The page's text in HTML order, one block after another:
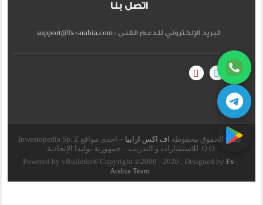
اتصل بنا
البريد الإلكتروني للدعم الفنى :support@fx-arabia.com
جميع الحقوق محفوظة اف اكس ارابيا
– احدى مواقع Inwestopedia Sp. Z
O.O. للاستشارات و التدريب – جمهورية بولندا الإتحادية.
Powered by vBulletin® Copyright ©2000 - 2026 , Designed byFx-
Arabia Team